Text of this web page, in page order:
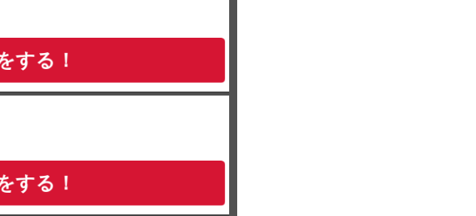
する！
する！